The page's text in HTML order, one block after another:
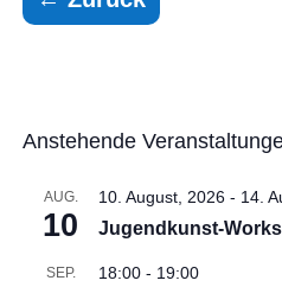
Anstehende
AUG.
10
10. August, 2026 - 14.
Jugendkunst-
SEP. 18:00 - 19:00